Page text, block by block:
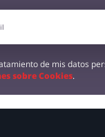
de mis datos
sobre Cookies.